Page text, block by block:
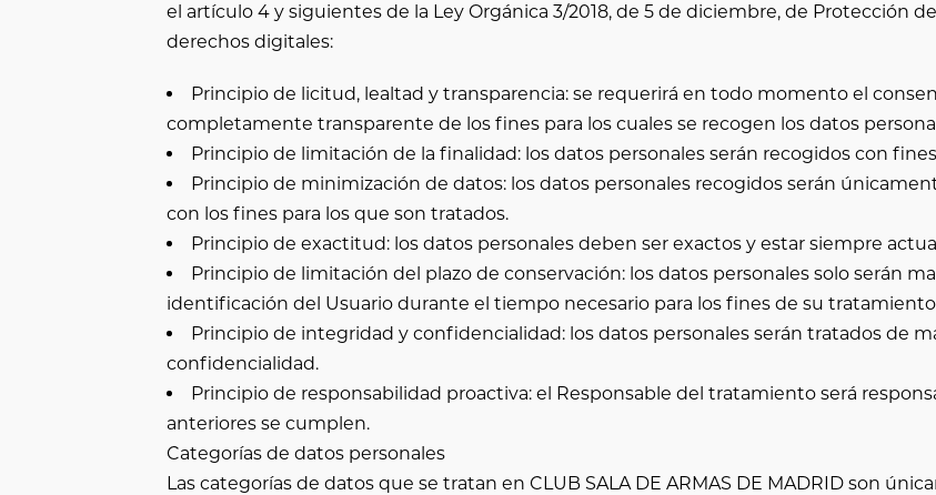
el artículo 4 y siguientes de la Ley Orgánica 3/2018, de 5 de diciembre, de Protección
derechos digitales:
Principio de licitud, lealtad y transparencia: se requerirá en todo momento el
completamente transparente de los fines para los cuales se recogen los datos
Principio de limitación de la finalidad: los datos personales serán recogidos con
Principio de minimización de datos: los datos personales recogidos serán
con los fines para los que son tratados.
Principio de exactitud: los datos personales deben ser exactos y estar siempre
Principio de limitación del plazo de conservación: los datos personales solo serán
identificación del Usuario durante el tiempo necesario para los fines de su
Principio de integridad y confidencialidad: los datos personales serán tratados de
confidencialidad.
Principio de responsabilidad proactiva: el Responsable del tratamiento será
anteriores se cumplen.
Categorías de datos personales
Las categorías de datos que se tratan en CLUB SALA DE ARMAS DE MADRID son